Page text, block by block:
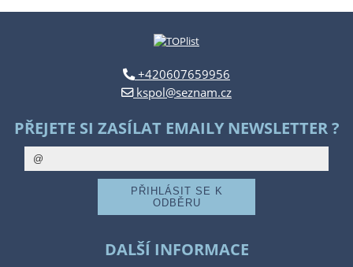
+420607659956
kspol@seznam.cz
PŘEJETE SI ZASÍLAT EMAILY NEWSLETTER ?
DALŠÍ INFORMACE